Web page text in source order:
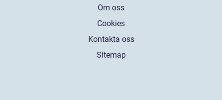
Om oss
Cookies
Kontakta oss
Sitemap